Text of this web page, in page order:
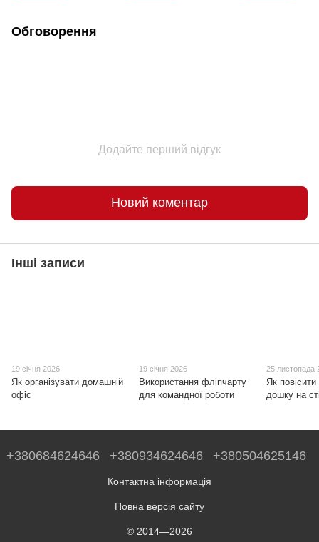
Обговорення
Додайте перший відгук
Новий коментар
Інші записи
19 січня 2026
Як організувати домашній
офіс
19 січня 2026
Використання фліпчарту
для командної роботи
25 листопада
Як
дошку на
+380684624646 +380934624646 +380504625146
Контактна інформація
Повна версія сайту
© 2014—2026